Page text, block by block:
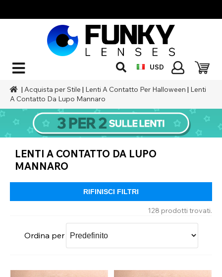
USD
|Acquista per Stile | Lenti A Contatto Per Halloween | Lenti
A Contatto Da Lupo Mannaro
LENTI A CONTATTO DA LUPO
MANNARO
RIFINISCI FILTRI
128 prodotti trovati.
Ordina per